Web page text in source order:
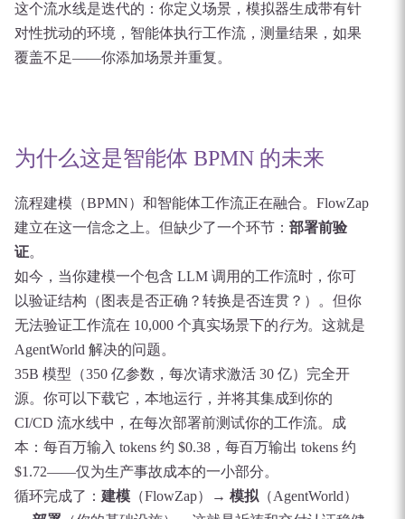
这个流水线是迭代的：你定义场景，模拟器生成带有针
对性扰动的环境，智能体执行工作流，测量结果，如果
覆盖不足——你添加场景并重复。
为什么这是智能体 BPMN 的未来
流程建模（BPMN）和智能体工作流正在融合。FlowZap
建立在这一信念之上。但缺少了一个环节： 部署前验
证。
如今，当你建模一个包含 LLM 调用的工作流时，你可
以验证结构（图表是否正确？转换是否连贯？）。但你
无法验证工作流在 10,000 个真实场景下的行为。这就是
AgentWorld 解决的问题。
35B 模型（350 亿参数，每次请求激活 30 亿）完全开
源。你可以下载它，本地运行，并将其集成到你的
CI/CD 流水线中，在每次部署前测试你的工作流。成
本：每百万输入 tokens 约 $0.38，每百万输出 tokens 约
$1.72——仅为生产事故成本的一小部分。
循环完成了： 建模 （FlowZap）→ 模拟 （AgentWorld）